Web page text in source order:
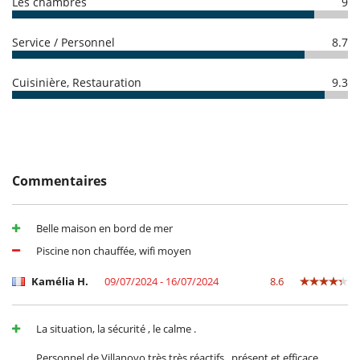
Accès internet (wifi)
Piscine extérieure privée
TV
Personnel
Cuisinière
total de la réservation est dû à Villanovo.
réservation est dû à Villanovo
Service / Personnel 8.7
Cuisinière, Restauration 9.3
Commentaires
Belle maison en bord de mer
Piscine non chauffée, wifi moyen
Kamélia H. 09/07/2024 - 16/07/2024 8.6
La situation, la sécurité , le calme .